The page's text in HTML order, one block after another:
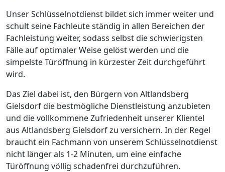
Unser Schlüsselnotdienst bildet sich immer weiter und
schult seine Fachleute ständig in allen Bereichen der
Fachleistung weiter, sodass selbst die schwierigsten
Fälle auf optimaler Weise gelöst werden und die
simpelste Türöffnung in kürzester Zeit durchgeführt
wird.
Das Ziel dabei ist, den Bürgern von Altlandsberg
Gielsdorf die bestmögliche Dienstleistung anzubieten
und die vollkommene Zufriedenheit unserer Klientel
aus Altlandsberg Gielsdorf zu versichern. In der Regel
braucht ein Fachmann von unserem Schlüsselnotdienst
nicht länger als 1-2 Minuten, um eine einfache
Türöffnung völlig schadenfrei durchzuführen.